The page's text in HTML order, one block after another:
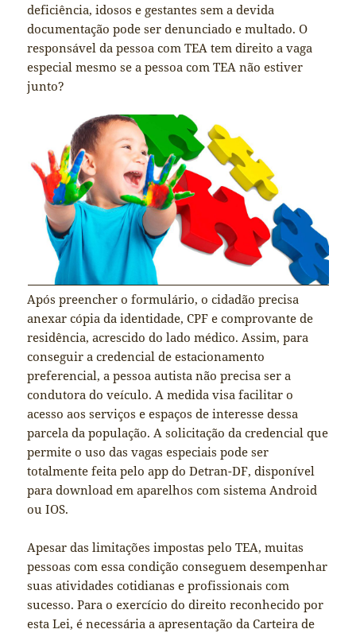
deficiência, idosos e gestantes sem a devida
documentação pode ser denunciado e multado. O
responsável da pessoa com TEA tem direito a vaga
especial mesmo se a pessoa com TEA não estiver
junto?
Após preencher o formulário, o cidadão precisa
anexar cópia da identidade, CPF e comprovante de
residência, acrescido do lado médico. Assim, para
conseguir a credencial de estacionamento
preferencial, a pessoa autista não precisa ser a
condutora do veículo. A medida visa facilitar o
acesso aos serviços e espaços de interesse dessa
parcela da população. A solicitação da credencial que
permite o uso das vagas especiais pode ser
totalmente feita pelo app do Detran-DF, disponível
para download em aparelhos com sistema Android
ou IOS.
Apesar das limitações impostas pelo TEA, muitas
pessoas com essa condição conseguem desempenhar
suas atividades cotidianas e profissionais com
sucesso. Para o exercício do direito reconhecido por
esta Lei, é necessária a apresentação da Carteira de